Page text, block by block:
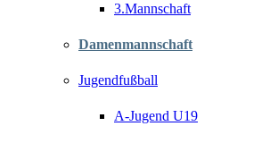
3.Mannschaft
Damenmannschaft
Jugendfußball
A-Jugend U19